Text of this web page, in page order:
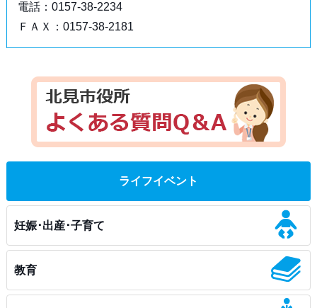
電話：0157-38-2234
ＦＡＸ：0157-38-2181
ライフイベント
妊娠･出産･子育て
教育